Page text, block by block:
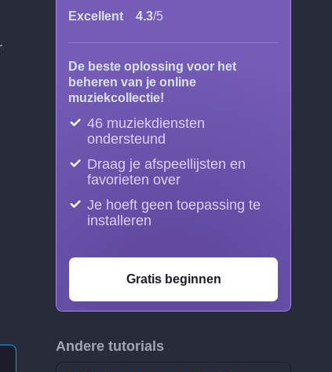
Excellent 4.3/5
De beste oplossing voor het
beheren van je online
muziekcollectie!
46 muziekdiensten
ondersteund
Draag je afspeellijsten en
favorieten over
Je hoeft geen toepassing te
installeren
Gratis beginnen
Andere tutorials